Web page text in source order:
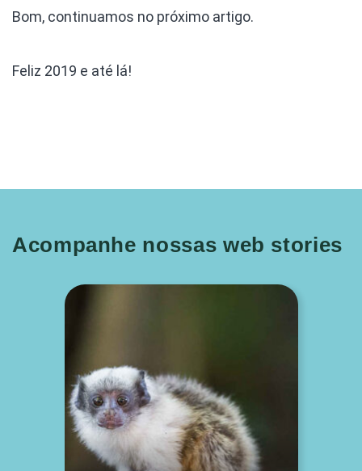
Bom, continuamos no próximo artigo.
Feliz 2019 e até lá!
Acompanhe nossas web stories